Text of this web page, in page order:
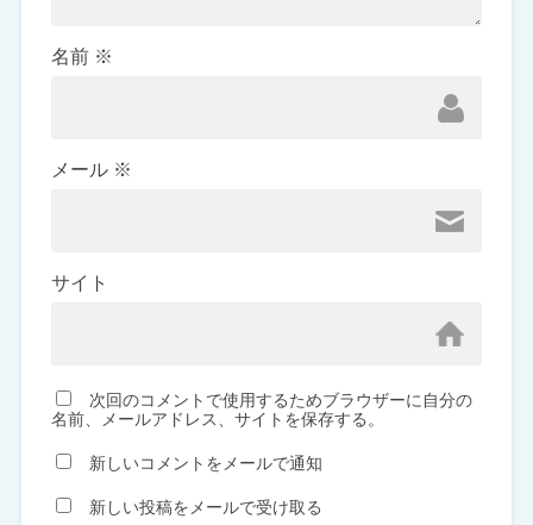
名前 ※
メール ※
サイト
次回のコメントで使用するためブラウザーに自分の
名前、メールアドレス、サイトを保存する。
新しいコメントをメールで通知
新しい投稿をメールで受け取る